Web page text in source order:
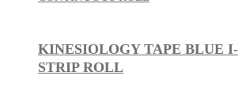
KINESIOLOGY TAPE BLUE I-
STRIP ROLL